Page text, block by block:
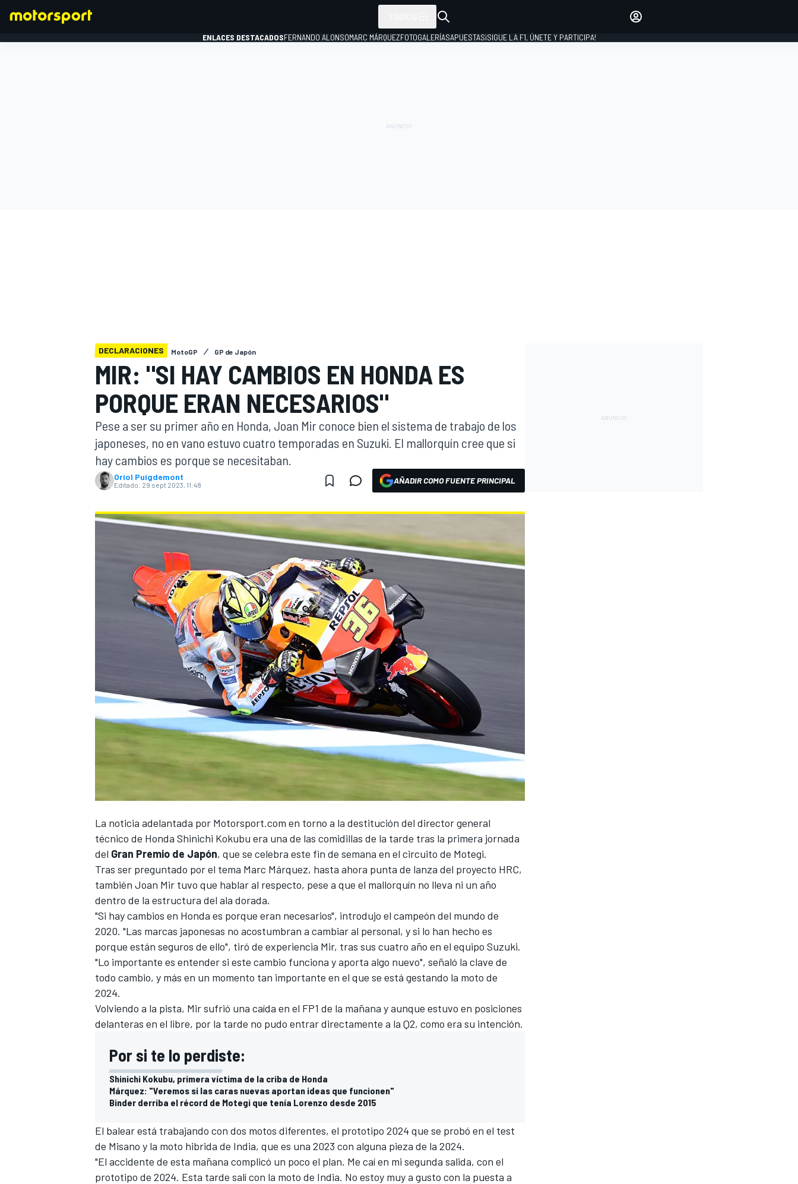
WEC
ENLACES DESTACADOSFERNANDO ALONSOMARC MÁRQUEZFOTOGALERÍASAPUESTAS¡SIGUE LA F1, ÚNETE Y PARTICIPA!
DECLARACIONES MotoGP GP de Japón
MIR: "SI HAY CAMBIOS EN HONDA ES
PORQUE ERAN NECESARIOS"
Pese a ser su primer año en Honda, Joan Mir conoce bien el sistema de trabajo de los
japoneses, no en vano estuvo cuatro temporadas en Suzuki. El mallorquín cree que si
hay cambios es porque se necesitaban.
Oriol Puigdemont
Editado: 29 sept 2023, 11:48 AÑADIR COMO FUENTE PRINCIPAL
La noticia adelantada por Motorsport.com en torno a la destitución del director general
técnico de Honda Shinichi Kokubu era una de las comidillas de la tarde tras la primera jornada
del Gran Premio de Japón, que se celebra este fin de semana en el circuito de Motegi.
Tras ser preguntado por el tema Marc Márquez, hasta ahora punta de lanza del proyecto HRC,
también Joan Mir tuvo que hablar al respecto, pese a que el mallorquín no lleva ni un año
dentro de la estructura del ala dorada.
"Si hay cambios en Honda es porque eran necesarios", introdujo el campeón del mundo de
2020. "Las marcas japonesas no acostumbran a cambiar al personal, y si lo han hecho es
porque están seguros de ello", tiró de experiencia Mir, tras sus cuatro año en el equipo Suzuki.
"Lo importante es entender si este cambio funciona y aporta algo nuevo", señaló la clave de
todo cambio, y más en un momento tan importante en el que se está gestando la moto de
2024.
Volviendo a la pista, Mir sufrió una caída en el FP1 de la mañana y aunque estuvo en posiciones
delanteras en el libre, por la tarde no pudo entrar directamente a la Q2, como era su intención.
Por si te lo perdiste:
Shinichi Kokubu, primera víctima de la criba de Honda
Márquez: "Veremos si las caras nuevas aportan ideas que funcionen"
Binder derriba el récord de Motegi que tenía Lorenzo desde 2015
El balear está trabajando con dos motos diferentes, el prototipo 2024 que se probó en el test
de Misano y la moto hibrida de India, que es una 2023 con alguna pieza de la 2024.
"El accidente de esta mañana complicó un poco el plan. Me caí en mi segunda salida, con el
prototipo de 2024. Esta tarde salí con la moto de India. No estoy muy a gusto con la puesta a